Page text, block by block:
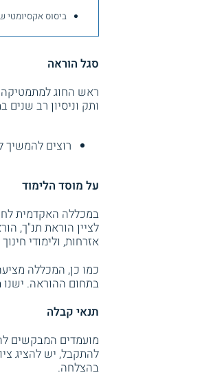
ביסוס אקסיומטי
סגל הוראה
ראש החוג
ותק וניסיון רב
רוצים
על מוסד הלימוד
במכללה האקדמית
לציין הוראת תנ"ך,
אזרחות, ולימודי
בתחום ההוראה. ישנו
תנאי קבלה
להתקבל, יש להציג
בהצלחה.